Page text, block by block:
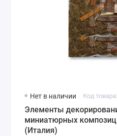
Нет в наличии Код
Элементы
миниатюрных
(Италия)